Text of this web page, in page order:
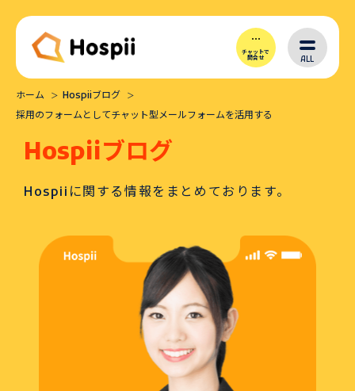
チャットで
問合せ ALL
Hospiiとは
シナリオ作成
導入メリット
ホーム
Hospiiブログ
採用のフォームとしてチャット型メールフォームを活用する
Hospiiブログ
Hospiiに関する情報をまとめております。